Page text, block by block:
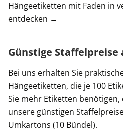
Hängeetiketten mit Faden in
entdecken →
Günstige Staffelpreise
Bei uns erhalten Sie
Hängeetiketten, die je 100
Sie mehr Etiketten
unsere günstigen
Umkartons (10 Bündel).